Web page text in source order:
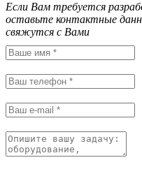
Если Вам требуется
оставьте контактные
свяжутся с Вами